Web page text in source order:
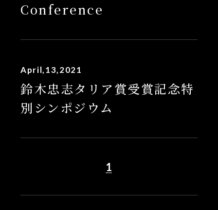
Conference
April,13,2021
鈴木忠志タリア賞受賞記念特
別シンポジウム
1